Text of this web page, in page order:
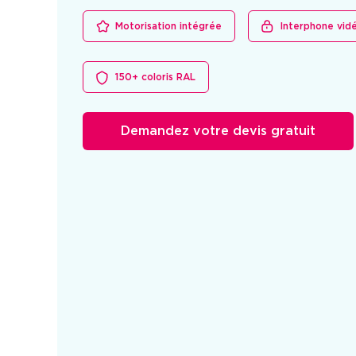
Motorisation intégrée Interphone
150+ coloris RAL
Demandez votre devis gratuit